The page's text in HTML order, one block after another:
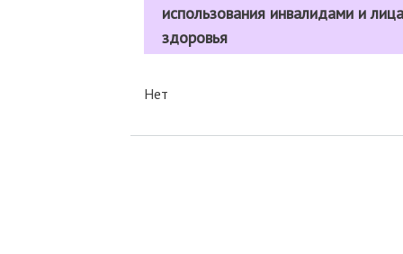
использования инвалидами и
здоровья
Нет